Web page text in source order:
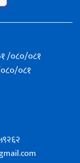
/०८०/०८१
०८१